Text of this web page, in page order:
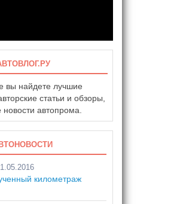
вы найдете лучшие
статьи и обзоры,
автопрома.
километраж